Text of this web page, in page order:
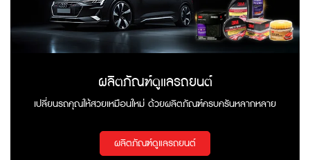
ผลิตภัณฑ์ดูแลรถยนต์
เปลี่ยนรถคุณให้สวยเหมือนใหม่ ด้วยผลิตภัณฑ์ครบครันหลากหลาย
ผลิตภัณฑ์ดูแลรถยนต์